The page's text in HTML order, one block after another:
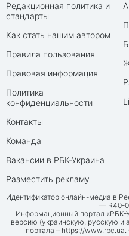
Редакционная политика и
стандарты
Как стать нашим автором
Правила пользования
Правовая информация
Политика
конфиденциальности
Контакты
Команда
Вакансии в РБК-Украина
Разместить рекламу
Идентификатор онлайн-медиа в
— R40-
Информационный портал «РБК-
версию (украинскую, русскую и
портала – https://www.rbc.ua.